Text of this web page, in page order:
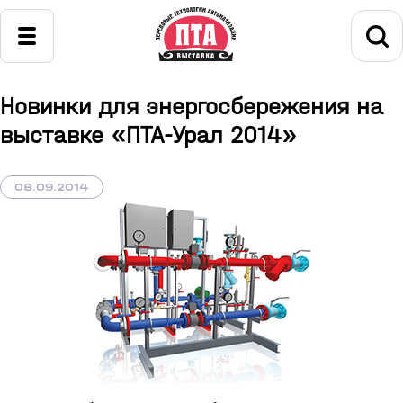
Новинки для энергосбережения на
выставке «ПТА-Урал 2014»
08.09.2014